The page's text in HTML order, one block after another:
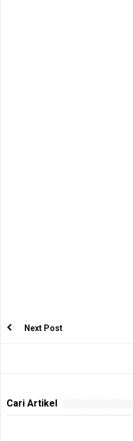
Next Post
Cari Artikel